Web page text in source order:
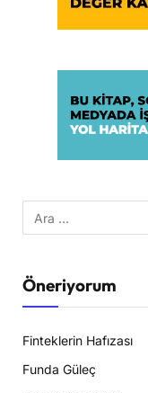
Öneriyorum
Finteklerin Hafızası
Funda Güleç